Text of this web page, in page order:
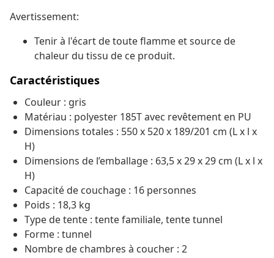
Avertissement:
Tenir à l'écart de toute flamme et source de
chaleur du tissu de ce produit.
Caractéristiques
Couleur : gris
Matériau : polyester 185T avec revêtement en PU
Dimensions totales : 550 x 520 x 189/201 cm (L x l x
H)
Dimensions de l’emballage : 63,5 x 29 x 29 cm (L x l x
H)
Capacité de couchage : 16 personnes
Poids : 18,3 kg
Type de tente : tente familiale, tente tunnel
Forme : tunnel
Nombre de chambres à coucher : 2